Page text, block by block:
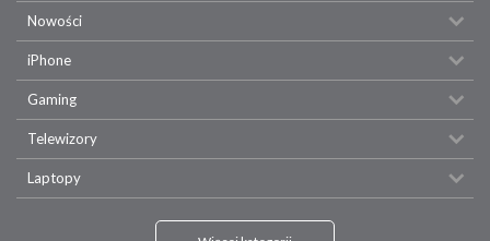
Nowości
iPhone
Gaming
Telewizory
Laptopy